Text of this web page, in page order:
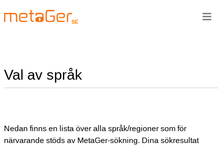
SE
Val av språk
Nedan finns en lista över alla språk/regioner som för
närvarande stöds av MetaGer-sökning. Dina sökresultat
≡